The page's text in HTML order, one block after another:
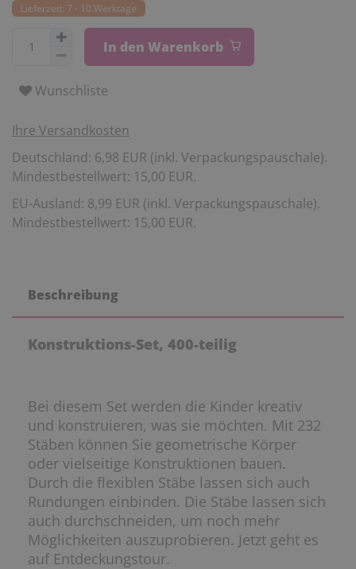
Lieferzeit: 7 - 10 Werktage
In den Warenkorb
Wunschliste
Ihre Versandkosten
Deutschland: 6,98 EUR (inkl. Verpackungspauschale).
Mindestbestellwert: 15,00 EUR.
EU-Ausland: 8,99 EUR (inkl. Verpackungspauschale).
Mindestbestellwert: 15,00 EUR.
Beschreibung
Konstruktions-Set, 400-teilig
Bei diesem Set werden die Kinder kreativ
und konstruieren, was sie möchten. Mit 232
Stäben können Sie geometrische Körper
oder vielseitige Konstruktionen bauen.
Durch die flexiblen Stäbe lassen sich auch
Rundungen einbinden. Die Stäbe lassen sich
auch durchschneiden, um noch mehr
Möglichkeiten auszuprobieren. Jetzt geht es
auf Entdeckungstour.